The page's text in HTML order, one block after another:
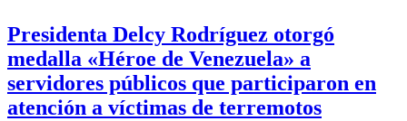
Presidenta Delcy Rodríguez otorgó
medalla «Héroe de Venezuela» a
servidores públicos que participaron en
atención a víctimas de terremotos